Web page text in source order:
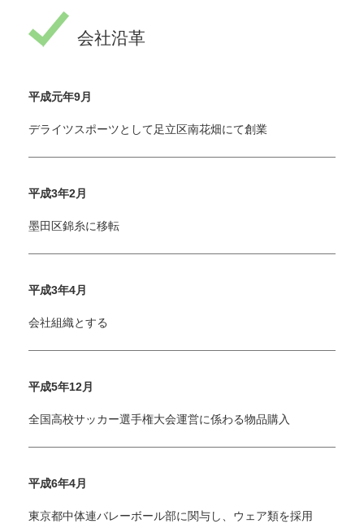
会社沿革
平成元年9月
デライツスポーツとして足立区南花畑にて創業
平成3年2月
墨田区錦糸に移転
平成3年4月
会社組織とする
平成5年12月
全国高校サッカー選手権大会運営に係わる物品購入
平成6年4月
東京都中体連バレーボール部に関与し、ウェア類を採用